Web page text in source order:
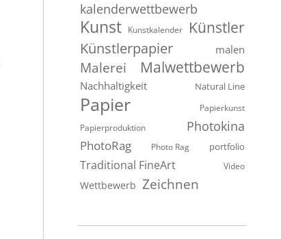
kalenderwettbewerb
Kunst Kunstkalender Künstler
Künstlerpapier malen
Malerei Malwettbewerb
Nachhaltigkeit Natural Line
Papier
Papierkunst
Papierproduktion
Photokina
PhotoRag Photo Rag portfolio
Traditional FineArt Video
Wettbewerb Zeichnen